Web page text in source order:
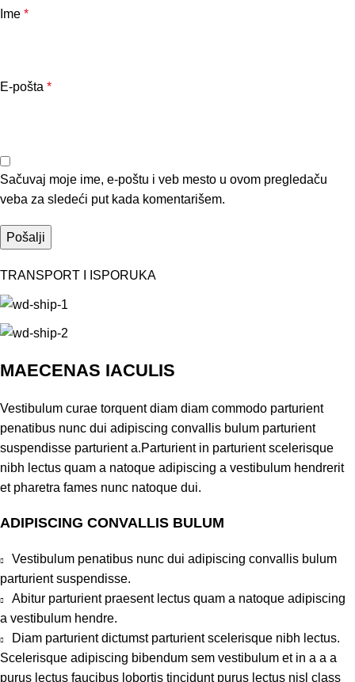
Ime *
E-pošta *
Sačuvaj moje ime, e-poštu i veb mesto u ovom pregledaču
veba za sledeći put kada komentarišem.
TRANSPORT I ISPORUKA
MAECENAS IACULIS
Vestibulum curae torquent diam diam commodo parturient
penatibus nunc dui adipiscing convallis bulum parturient
suspendisse parturient a.Parturient in parturient scelerisque
nibh lectus quam a natoque adipiscing a vestibulum hendrerit
et pharetra fames nunc natoque dui.
ADIPISCING CONVALLIS BULUM
Vestibulum penatibus nunc dui adipiscing convallis bulum
parturient suspendisse.
Abitur parturient praesent lectus quam a natoque adipiscing
a vestibulum hendre.
Diam parturient dictumst parturient scelerisque nibh lectus.
Scelerisque adipiscing bibendum sem vestibulum et in a a a
purus lectus faucibus lobortis tincidunt purus lectus nisl class